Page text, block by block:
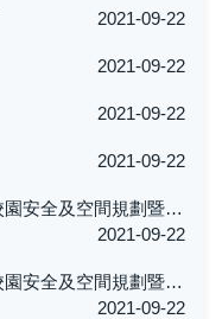
2021-09-22
2021-09-22
2021-09-22
2021-09-22
國立和美實驗學校104年度校園安全及空間規劃暨無障礙諮詢小組校園整體空間規劃會議記錄
2021-09-22
國立和美實驗學校103年度校園安全及空間規劃暨無障礙諮詢小組校園整體空間規劃會議記錄
2021-09-22